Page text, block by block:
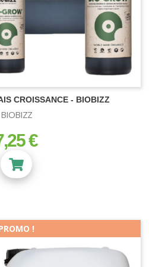
CROISSANCE - BIOBIZZ
BIOBIZZ
€
!